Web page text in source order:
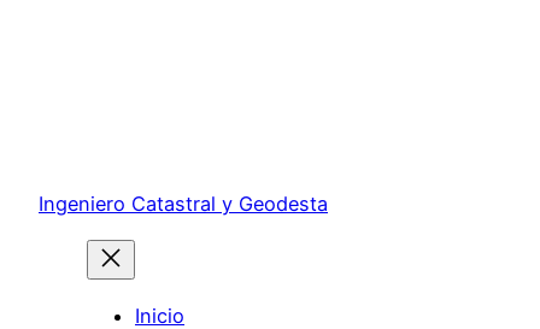
Ingeniero Catastral y Geodesta
Inicio